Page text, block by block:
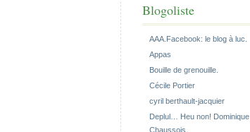
Blogoliste
AAA.Facebook: le blog à luc.
Appas
Bouille de grenouille.
Cécile Portier
cyril berthault-jacquier
Deplul… Heu non! Dominique
Chaussois.